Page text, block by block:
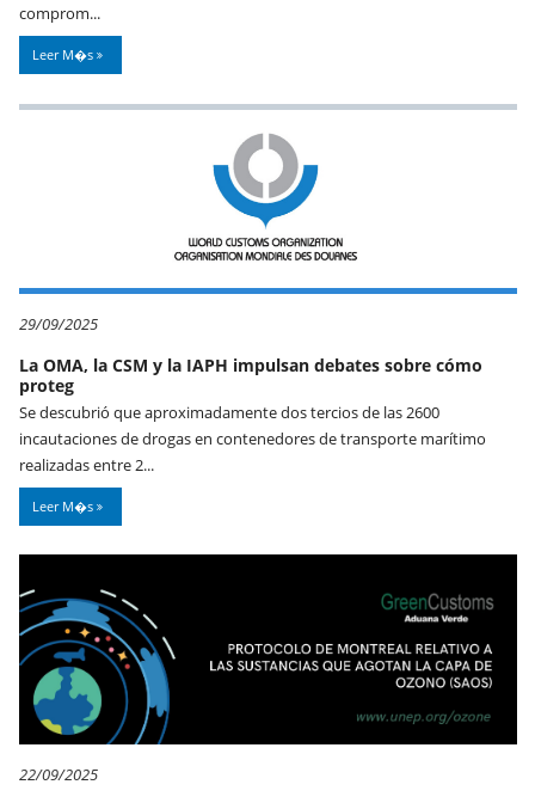
comprom...
Leer M�s
29/09/2025
La OMA, la CSM y la IAPH impulsan debates sobre cómo
proteg
Se descubrió que aproximadamente dos tercios de las 2600
incautaciones de drogas en contenedores de transporte marítimo
realizadas entre 2...
Leer M�s
22/09/2025